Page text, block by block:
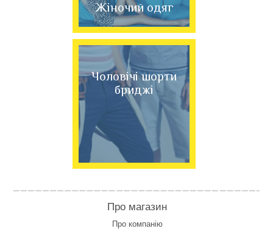
Жіночий одяг
Чоловічі шорти
бриджі
Про магазин
Про компанію